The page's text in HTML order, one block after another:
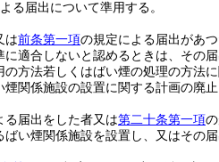
る届出について準用する。
は前条第一項の規定による届出があ
適合しないと認めるときは、その
方法若しくはばい煙の処理の方法
関係施設の設置に関する計画の廃止
る届出をした者又は第二十条第一項
い煙関係施設を設置し、又はその